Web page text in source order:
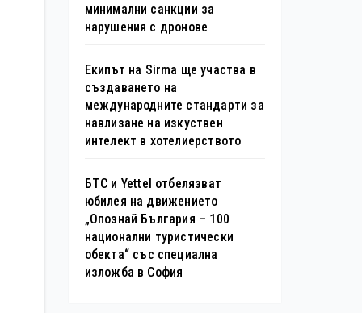
минимални санкции за
нарушения с дронове
Екипът на Sirma ще участва в
създаването на
международните стандарти за
навлизане на изкуствен
интелект в хотелиерството
БТС и Yettel отбелязват
юбилея на движението
„Опознай България – 100
национални туристически
обекта“ със специална
изложба в София